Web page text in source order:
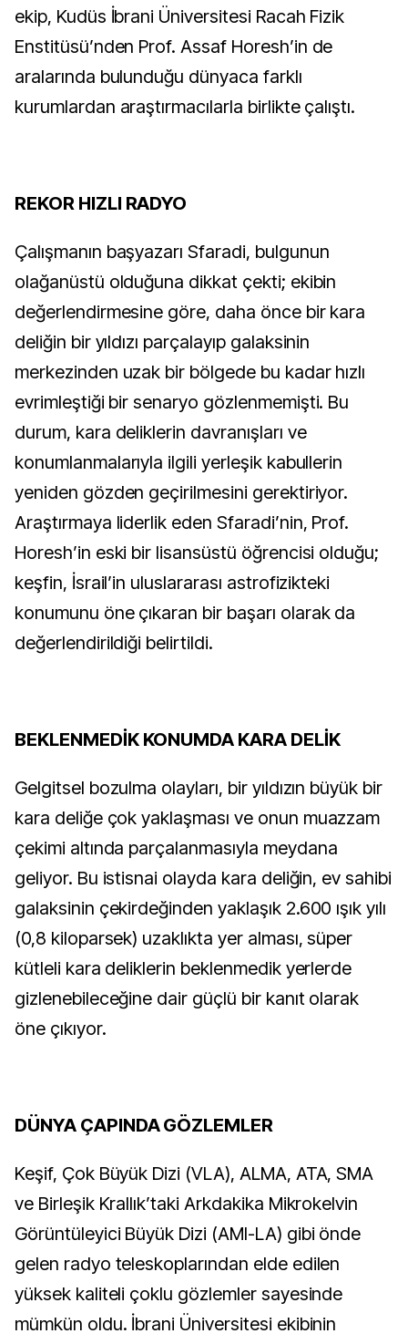
ekip, Kudüs İbrani Üniversitesi Racah Fizik
Enstitüsü’nden Prof. Assaf Horesh’in de
aralarında bulunduğu dünyaca farklı
kurumlardan araştırmacılarla birlikte çalıştı.
REKOR HIZLI RADYO
Çalışmanın başyazarı Sfaradi, bulgunun
olağanüstü olduğuna dikkat çekti; ekibin
değerlendirmesine göre, daha önce bir kara
deliğin bir yıldızı parçalayıp galaksinin
merkezinden uzak bir bölgede bu kadar hızlı
evrimleştiği bir senaryo gözlenmemişti. Bu
durum, kara deliklerin davranışları ve
konumlanmalarıyla ilgili yerleşik kabullerin
yeniden gözden geçirilmesini gerektiriyor.
Araştırmaya liderlik eden Sfaradi’nin, Prof.
Horesh’in eski bir lisansüstü öğrencisi olduğu;
keşfin, İsrail’in uluslararası astrofizikteki
konumunu öne çıkaran bir başarı olarak da
değerlendirildiği belirtildi.
BEKLENMEDİK KONUMDA KARA DELİK
Gelgitsel bozulma olayları, bir yıldızın büyük bir
kara deliğe çok yaklaşması ve onun muazzam
çekimi altında parçalanmasıyla meydana
geliyor. Bu istisnai olayda kara deliğin, ev sahibi
galaksinin çekirdeğinden yaklaşık 2.600 ışık yılı
(0,8 kiloparsek) uzaklıkta yer alması, süper
kütleli kara deliklerin beklenmedik yerlerde
gizlenebileceğine dair güçlü bir kanıt olarak
öne çıkıyor.
DÜNYA ÇAPINDA GÖZLEMLER
Keşif, Çok Büyük Dizi (VLA), ALMA, ATA, SMA
ve Birleşik Krallık’taki Arkdakika Mikrokelvin
Görüntüleyici Büyük Dizi (AMI-LA) gibi önde
gelen radyo teleskoplarından elde edilen
yüksek kaliteli çoklu gözlemler sayesinde
mümkün oldu. İbrani Üniversitesi ekibinin